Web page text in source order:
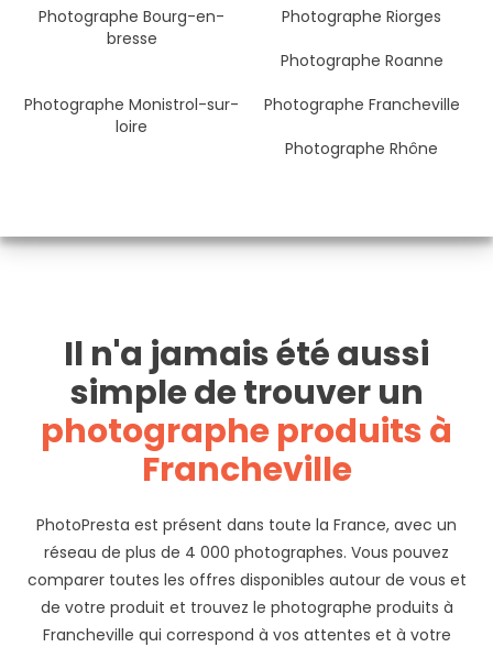
Photographe Bourg-en-
bresse
Photographe Riorges
Photographe Roanne
Photographe Monistrol-sur-
loire
Photographe Francheville
Photographe Rhône
Il n'a jamais été aussi
simple de trouver un
photographe produits à
Francheville
PhotoPresta est présent dans toute la France, avec un
réseau de plus de 4 000 photographes. Vous pouvez
comparer toutes les offres disponibles autour de vous et
de votre produit et trouvez le photographe produits à
Francheville qui correspond à vos attentes et à votre